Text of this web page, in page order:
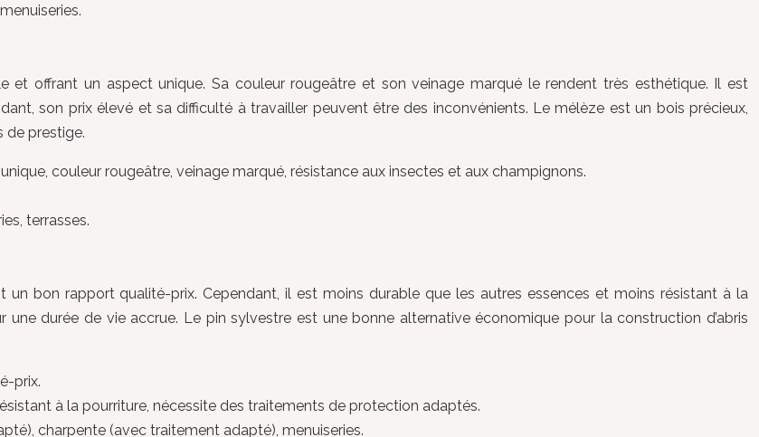
et offrant un aspect unique. Sa couleur rougeâtre et son veinage marqué le rendent très esthétique. Il est
son prix élevé et sa difficulté à travailler peuvent être des inconvénients. Le mélèze est un bois précieux,
de prestige.
couleur rougeâtre, veinage marqué, résistance aux insectes et aux champignons.
terrasses.
bon rapport qualité-prix. Cependant, il est moins durable que les autres essences et moins résistant à la
durée de vie accrue. Le pin sylvestre est une bonne alternative économique pour la construction d’abris
prix.
à la pourriture, nécessite des traitements de protection adaptés.
charpente (avec traitement adapté), menuiseries.